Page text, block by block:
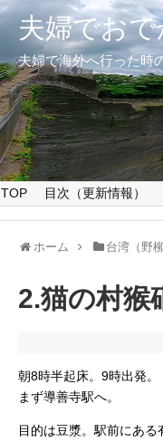
夫婦でお
夫婦で海外へ行った時
TOP 目次（更新情報）
ホーム 台湾（野
2.猫の村猴
朝8時半起床。9時出発。
まず導善寺駅へ。
目的は豆漿。駅前にある